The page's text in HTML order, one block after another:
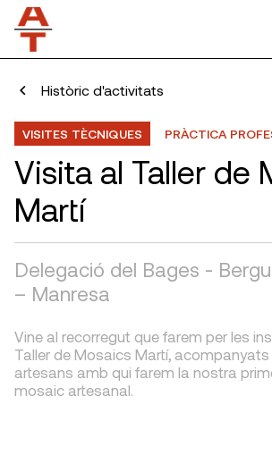
Històric d'activitats
VISITES TÈCNIQUES PRÀCTICA
Visita al Taller de
Martí
Delegació del Bages -
– Manresa
Vine al recorregut que farem per les
Taller de Mosaics Martí,
artesans amb qui farem la nostra
mosaic artesanal.